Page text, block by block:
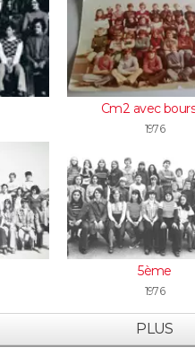
Cm2 avec
1976
5ème
1976
PLUS